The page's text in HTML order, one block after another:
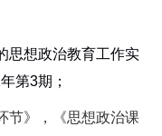
思想政治教育工作实
年第3期；
节》，《思想政治课